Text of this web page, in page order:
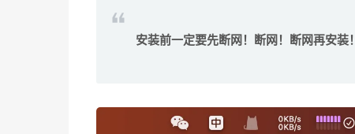
安装前一定要先断网！断网！断网再安装！